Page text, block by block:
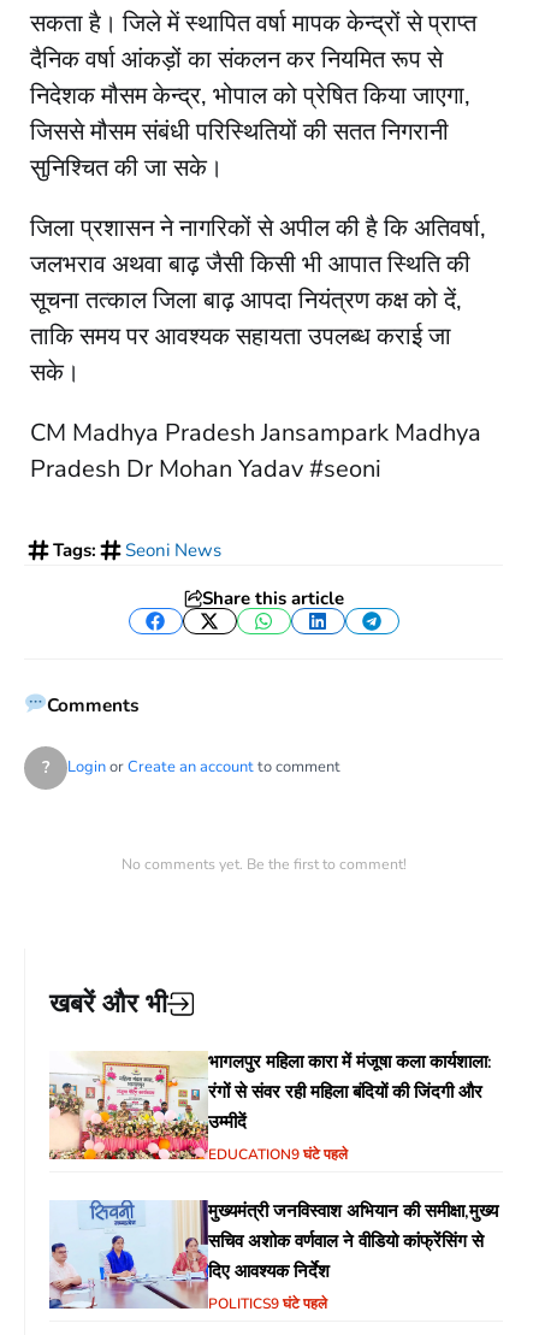
सकता है। जिले में स्थापित वर्षा मापक केन्द्रों से प्राप्त
दैनिक वर्षा आंकड़ों का संकलन कर नियमित रूप से
निदेशक मौसम केन्द्र, भोपाल को प्रेषित किया जाएगा,
जिससे मौसम संबंधी परिस्थितियों की सतत निगरानी
सुनिश्चित की जा सके।
जिला प्रशासन ने नागरिकों से अपील की है कि अतिवर्षा,
जलभराव अथवा बाढ़ जैसी किसी भी आपात स्थिति की
सूचना तत्काल जिला बाढ़ आपदा नियंत्रण कक्ष को दें,
ताकि समय पर आवश्यक सहायता उपलब्ध कराई जा
सके।
CM Madhya Pradesh Jansampark Madhya
Pradesh Dr Mohan Yadav #seoni
Tags: Seoni News
Share this article
Facebook
TwitterWhatsApp
LinkedInTelegram
Comments
? LoginorCreate an accountto comment
No comments yet. Be the first to comment!
खबरें और भी
भागलपुर महिला कारा में मंजूषा कला कार्यशाला:
रंगों से संवर रही महिला बंदियों की जिंदगी और
उम्मीदें
EDUCATION9 घंटे पहले
मुख्यमंत्री जनविस्वाश अभियान की समीक्षा,मुख्य
सचिव अशोक वर्णवाल ने वीडियो कांफ्रेंसिंग से
दिए आवश्यक निर्देश
POLITICS9 घंटे पहले